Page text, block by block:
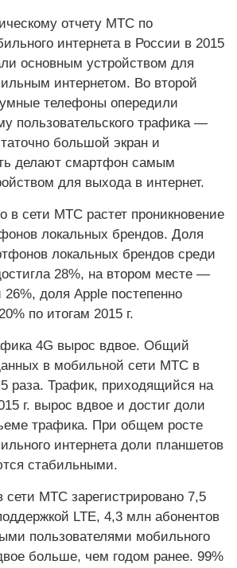
отчету МТС по
интернета в России в 2015
основным устройством для
интернетом. Во второй
умные телефоны опередили
пользовательского трафика —
большой экран и
делают смартфон самым
для выхода в интернет.
в сети МТС растет проникновение
локальных брендов. Доля
локальных брендов среди
28%, на втором месте —
доля Apple постепенно
по итогам 2015 г.
4G вырос вдвое. Общий
в мобильной сети МТС в
раза. Трафик, приходящийся на
г. вырос вдвое и достиг доли
трафика. При общем росте
интернета доли планшетов
стабильными.
сети МТС зарегистрировано 7,5
LTE, 4,3 млн абонентов
пользователями мобильного
больше, чем годом ранее. 99%